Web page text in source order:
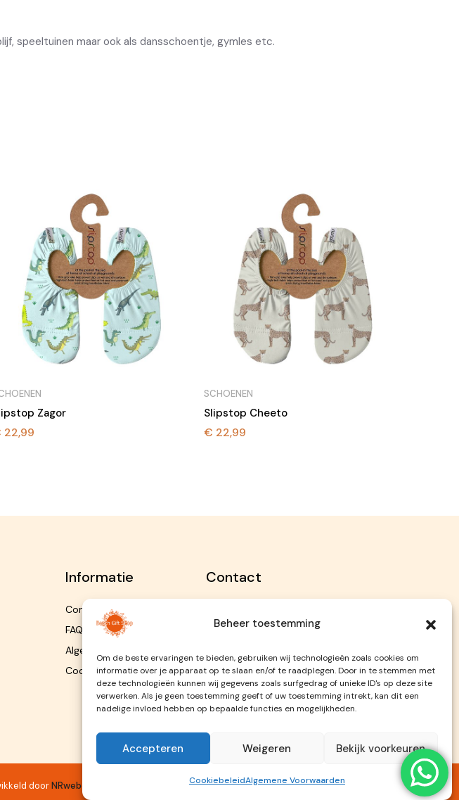
Beheer toestemming
Om de beste ervaringen te bieden, gebruiken wij technologieën zoals cookies om
informatie over je apparaat op te slaan en/of te raadplegen. Door in te stemmen met
deze technologieën kunnen wij gegevens zoals surfgedrag of unieke ID's op deze site
verwerken. Als je geen toestemming geeft of uw toestemming intrekt, kan dit een
nadelige invloed hebben op bepaalde functies en mogelijkheden.
Accepteren Weigeren Bekijk voorkeuren
CookiebeleidAlgemene Voorwaarden
speeltuinen maar ook als dansschoentje, gymles etc.
Zagor
22,99
SCHOENEN
Slipstop Cheeto
€ 22,99
Informatie
Contact
FAQ
Algemene Voorwaarden
Cookiebeleid
Contact
06-17138362
doorNRwebdesign